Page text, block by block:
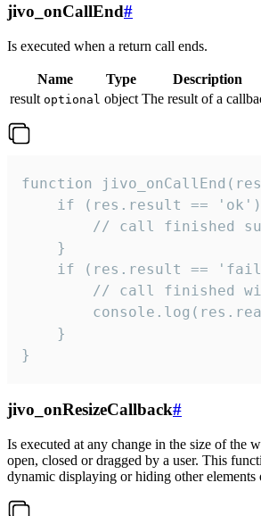
jivo_onCallEnd#
Is executed when a return call ends.
Name Type
Description
result optional object The result of a
function
if (res.result ==
// call finished
    }
if (res.result ==
// call finished
    }
}
jivo_onResizeCallback#
Is executed at any change in the size of the
open, closed or dragged by a user. This
dynamic displaying or hiding other elements